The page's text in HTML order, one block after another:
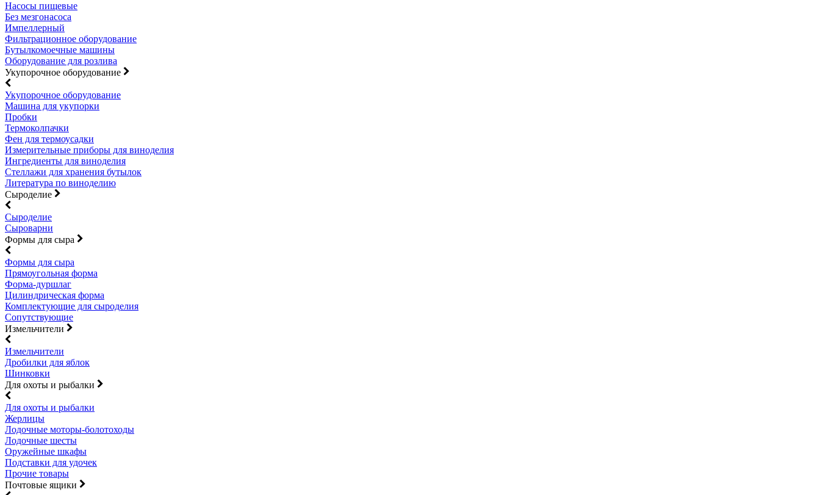
Насосы пищевые
Без мезгонасоса
Импеллерный
Фильтрационное оборудование
Бутылкомоечные машины
Оборудование для розлива
Укупорочное оборудование
Укупорочное оборудование
Машина для укупорки
Пробки
Термоколпачки
Фен для термоусадки
Измерительные приборы для виноделия
Ингредиенты для виноделия
Стеллажи для хранения бутылок
Литература по виноделию
Сыроделие
Сыроделие
Сыроварни
Формы для сыра
Формы для сыра
Прямоугольная форма
Форма-дуршлаг
Цилиндрическая форма
Комплектующие для сыроделия
Сопутствующие
Измельчители
Измельчители
Дробилки для яблок
Шинковки
Для охоты и рыбалки
Для охоты и рыбалки
Жерлицы
Лодочные моторы-болотоходы
Лодочные шесты
Оружейные шкафы
Подставки для удочек
Прочие товары
Почтовые ящики